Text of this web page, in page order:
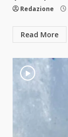
Redazione
Read More